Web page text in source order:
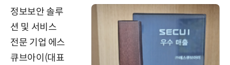
정보보안 솔루
션 및 서비스
전문 기업 에스
큐브아이(대표